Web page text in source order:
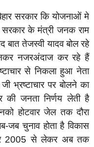
सरकार कि योजनाओं मे
सरकार के मंत्री जनक राम
बात तेजस्वी यादव बोल रहे
नजरअंदाज कर रहे हैं
से निकला हुआ नेता
भ्रष्टाचार पर बोलने का
की जनता निर्णय लेती है
होटवार जेल तक दौरा
जब चुनाव होता है विकास
2005 से लेकर अब तक